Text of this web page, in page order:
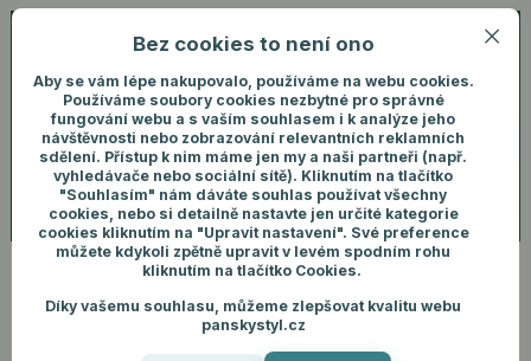
Menu
+420 731 292 460
Přihlášení
Hledat
ks
Úvod Pánské doplňky Opasky
Kožený opasek s bílým prošiváním
Bez cookies to není ono
Aby se vám lépe nakupovalo, používáme na webu cookies.
Používáme soubory cookies nezbytné pro správné
fungování webu a s vaším souhlasem i k analýze jeho
návštěvnosti nebo zobrazování relevantních reklamních
sdělení. Přístup k nim máme jen my a naši partneři (např.
vyhledávače nebo sociální sítě). Kliknutím na tlačítko
"Souhlasím" nám dáváte souhlas používat všechny
cookies, nebo si detailně nastavte jen určité kategorie
cookies kliknutím na "Upravit nastavení". Své preference
můžete kdykoli zpětně upravit v levém spodním rohu
kliknutím na tlačítko Cookies.
Díky vašemu souhlasu, můžeme zlepšovat kvalitu webu
panskystyl.cz